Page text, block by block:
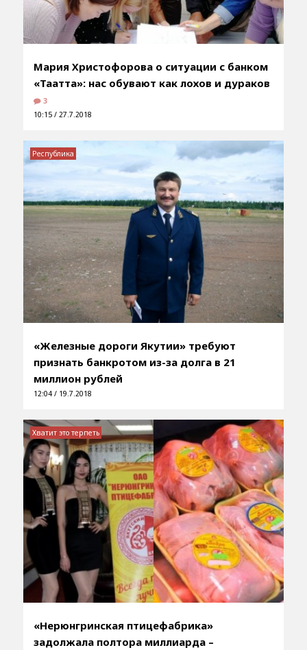
Мария Христофорова о ситуации с банком
«Таатта»: нас обувают как лохов и дураков
3
10:15 / 27.7.2018
«Железные дороги Якутии» требуют
признать банкротом из-за долга в 21
миллион рублей
12:04 / 19.7.2018
Республика
«Нерюнгринская птицефабрика»
задолжала полтора миллиарда –
Хватит это терпеть